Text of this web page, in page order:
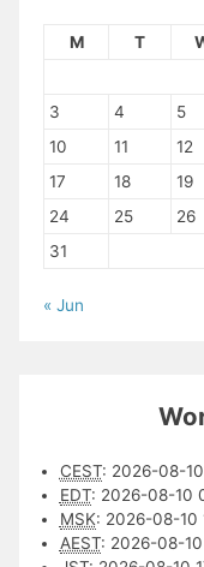
M
T
3
4 5
10
11 12
17
18 19
24
25 26
31
« Jun
CEST: 2026-08-
EDT: 2026-08-10
MSK: 2026-08-10
AEST: 2026-08-